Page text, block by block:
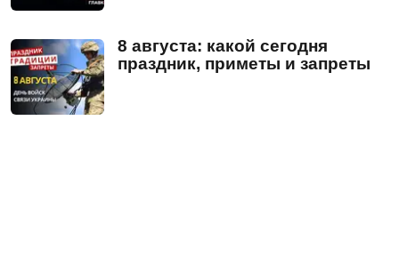
8 августа: какой сегодня
праздник, приметы и запреты